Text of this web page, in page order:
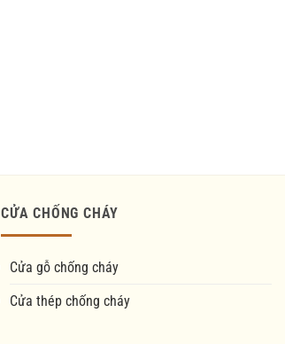
CỬA CHỐNG CHÁY
Cửa gỗ chống cháy
Cửa thép chống cháy